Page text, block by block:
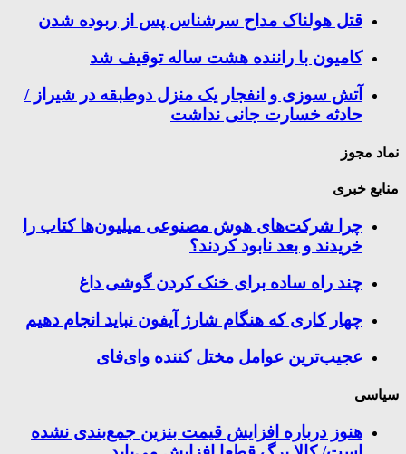
قتل هولناک مداح سرشناس پس از ربوده شدن
کامیون با راننده هشت ساله توقیف شد
آتش سوزی و انفجار یک منزل دوطبقه در شیراز /
حادثه خسارت جانی نداشت
نماد مجوز
منابع خبری
چرا شرکت‌های هوش مصنوعی میلیون‌ها کتاب را
خریدند و بعد نابود کردند؟
چند راه‌ ساده برای خنک کردن گوشی داغ
چهار کاری که هنگام شارژ آیفون نباید انجام دهیم
عجیب‌ترین عوامل مختل کننده وای‌فای
سیاسی
هنوز درباره افزایش قیمت بنزین جمع‌بندی نشده